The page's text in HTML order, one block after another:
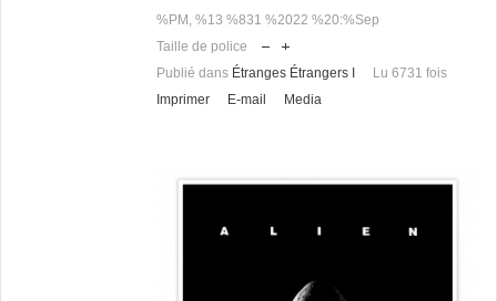
%PM, %13 %831 %2022 %20:%Sep
Taille de police
Publié dans Étranges Étrangers I
Lu 6731 fois
Imprimer
E-mail Media
Se rappeler de moi